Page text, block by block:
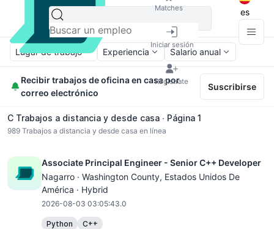
Matches
Iniciar sesión
Regístrate
es
Lugar de trabajo Experiencia Salario anual
Recibir trabajos de oficina en casa por
correo electrónico
Suscribirse
C Trabajos a distancia y desde casa ∙ Página 1
989 Trabajos a distancia y desde casa en línea
Associate Principal Engineer - Senior C++ Developer
Nagarro · Washington County, Estados Unidos De
América · Hybrid
2026-08-03 03:05:43.0
Python C++